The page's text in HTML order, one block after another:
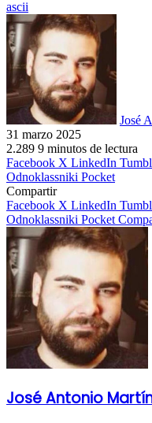
ascii
José
31 marzo 2025
2.289 9 minutos de lectura
Facebook X LinkedIn
Odnoklassniki Pocket
Compartir
Facebook X LinkedIn
Odnoklassniki Pocket
José Antonio